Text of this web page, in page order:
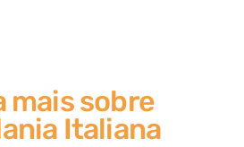
mais sobre
Italiana